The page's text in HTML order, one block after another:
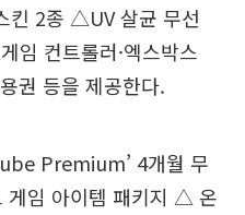
킨 2종 △UV 살균 무선
임 컨트롤러·엑스박스
권 등을 제공한다.
Premium’ 4개월 무
임 아이템 패키지 △ 온